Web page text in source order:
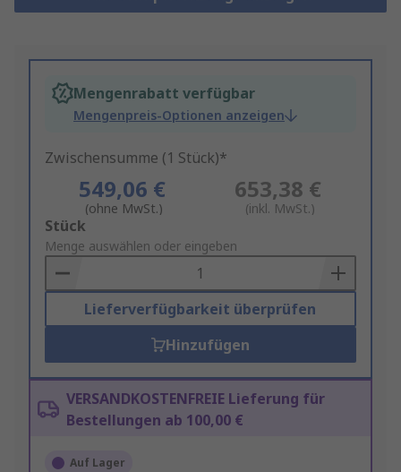
Mengenrabatt verfügbar
Mengenpreis-Optionen anzeigen
Zwischensumme (1 Stück)*
549,06 €
(ohne MwSt.)
653,38 €
(inkl. MwSt.)
Add
to
Basket
Stück
Menge auswählen oder eingeben
Lieferverfügbarkeit überprüfen
Hinzufügen
VERSANDKOSTENFREIE Lieferung für
Bestellungen ab 100,00 €
Auf Lager